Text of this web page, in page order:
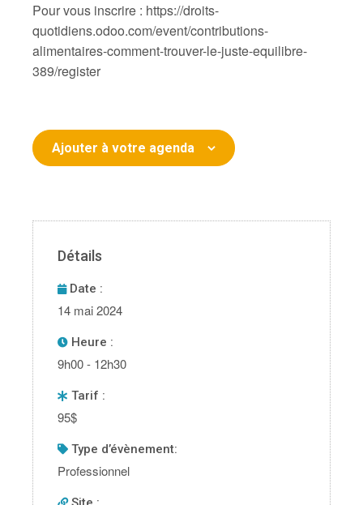
Pour vous inscrire : https://droits-
quotidiens.odoo.com/event/contributions-
alimentaires-comment-trouver-le-juste-equilibre-
389/register
Ajouter à votre agenda
Détails
Date :
14 mai 2024
Heure :
9h00 - 12h30
Tarif :
95$
type d’évènement:
Professionnel